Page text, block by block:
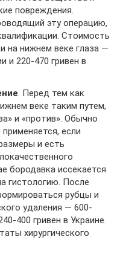
повреждения.
эту операцию,
Стоимость
на нижнем веке глаза —
и 220-470 гривен в
. Перед тем как
веке таким путем,
и «против». Обычно
применяется, если
и есть
бородавка иссекается
гистологию. После
рубцы и
удаления — 600-
400 гривен в Украине.
хирургического